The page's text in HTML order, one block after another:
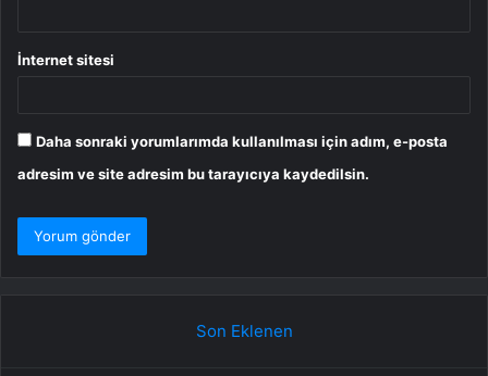
İnternet sitesi
Daha sonraki yorumlarımda kullanılması için adım, e-posta
adresim ve site adresim bu tarayıcıya kaydedilsin.
Son Eklenen